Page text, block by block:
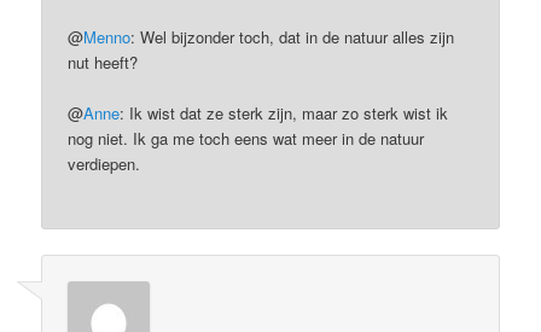
@Menno: Wel bijzonder toch, dat in de natuur alles zijn
nut heeft?
@Anne: Ik wist dat ze sterk zijn, maar zo sterk wist ik
nog niet. Ik ga me toch eens wat meer in de natuur
verdiepen.